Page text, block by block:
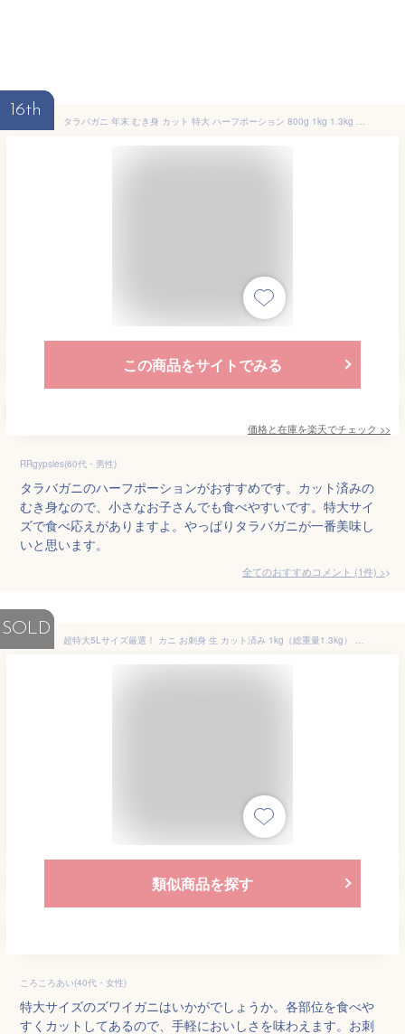
16th
タラバガニ 年末 むき身 カット 特大 ハーフポーション 800g 1kg 1.3kg 1.6kg 極太 かに カニ 蟹 たらばがに むき身 お中元熨斗サービス
この商品をサイトでみる
価格と在庫を楽天でチェック >>
RRgypsies(60代・男性)
タラバガニのハーフポーションがおすすめです。カット済みの
むき身なので、小さなお子さんでも食べやすいです。特大サイ
ズで食べ応えがありますよ。やっぱりタラバガニが一番美味し
いと思います。
全てのおすすめコメント (1件) >
SOLD
超特大5Lサイズ厳選！ カニ お刺身 生 カット済み 1kg（総重量1.3kg） 5L ボイルも選べる かに 蟹 ズワイガニ 生ずわい ずわいがに ずわい蟹 生食 カット ズワイ蟹 生 刺し身 ポーション ギフト お歳暮
類似商品を探す
ころころあい(40代・女性)
特大サイズのズワイガニはいかがでしょうか。各部位を食べや
すくカットしてあるので、手軽においしさを味わえます。お刺